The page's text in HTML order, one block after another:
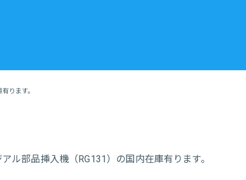
ります。
ル部品挿入機（RG131）の国内在庫有ります。